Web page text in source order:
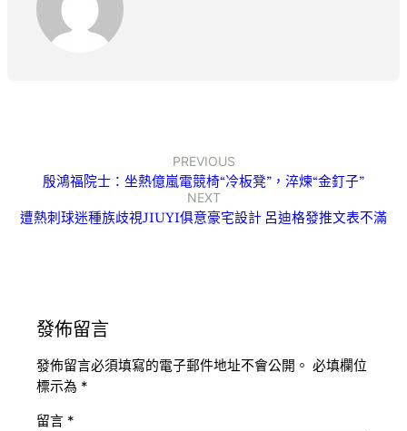
PREVIOUS
殷鴻福院士：坐熱億嵐電競椅“冷板凳”，淬煉“金釘子”
NEXT
遭熱刺球迷種族歧視JIUYI俱意豪宅設計 呂迪格發推文表不滿
發佈留言
發佈留言必須填寫的電子郵件地址不會公開。 必填欄位
標示為 *
留言 *